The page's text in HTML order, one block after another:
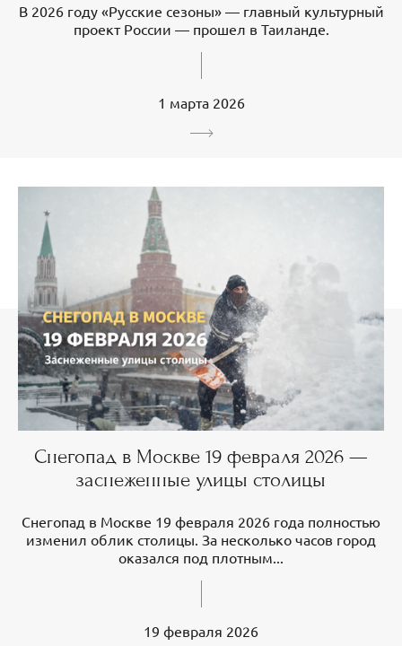
В 2026 году «Русские сезоны» — главный культурный
проект России — прошел в Таиланде.
1 марта 2026
Снегопад в Москве 19 февраля 2026 —
заснеженные улицы столицы
Снегопад в Москве 19 февраля 2026 года полностью
изменил облик столицы. За несколько часов город
оказался под плотным...
19 февраля 2026